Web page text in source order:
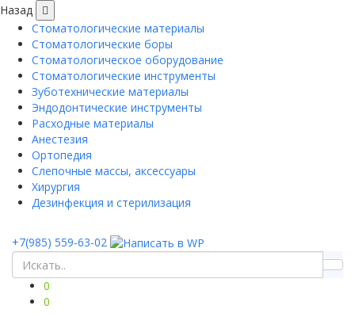
Назад
Стоматологические материалы
Стоматологические боры
Стоматологическое оборудование
Стоматологические инструменты
Зуботехнические материалы
Эндодонтические инструменты
Расходные материалы
Анестезия
Ортопедия
Слепочные массы, аксессуары
Хирургия
Дезинфекция и стерилизация
+7(985) 559-63-02
0
0